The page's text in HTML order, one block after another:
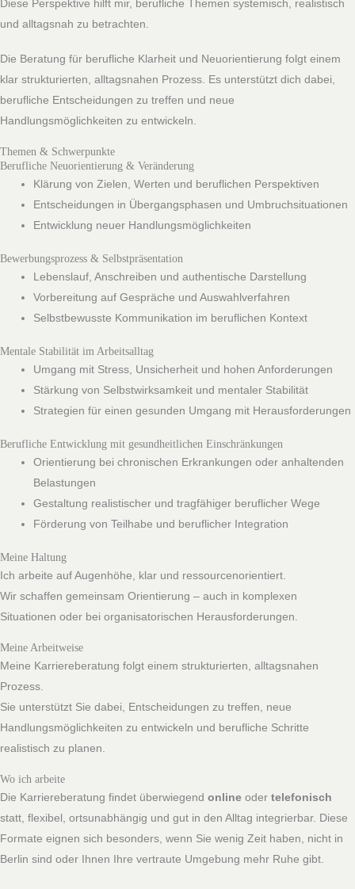
Diese Perspektive hilft mir, berufliche Themen systemisch, realistisch
und alltagsnah zu betrachten.
Die Beratung für berufliche Klarheit und Neuorientierung folgt einem
klar strukturierten, alltagsnahen Prozess. Es unterstützt dich dabei,
berufliche Entscheidungen zu treffen und neue
Handlungsmöglichkeiten zu entwickeln.
Themen & Schwerpunkte
Berufliche Neuorientierung & Veränderung
Klärung von Zielen, Werten und beruflichen Perspektiven
Entscheidungen in Übergangsphasen und Umbruchsituationen
Entwicklung neuer Handlungsmöglichkeiten
Bewerbungsprozess & Selbstpräsentation
Lebenslauf, Anschreiben und authentische Darstellung
Vorbereitung auf Gespräche und Auswahlverfahren
Selbstbewusste Kommunikation im beruflichen Kontext
Mentale Stabilität im Arbeitsalltag
Umgang mit Stress, Unsicherheit und hohen Anforderungen
Stärkung von Selbstwirksamkeit und mentaler Stabilität
Strategien für einen gesunden Umgang mit Herausforderungen
Berufliche Entwicklung mit gesundheitlichen Einschränkungen
Orientierung bei chronischen Erkrankungen oder anhaltenden
Belastungen
Gestaltung realistischer und tragfähiger beruflicher Wege
Förderung von Teilhabe und beruflicher Integration
Meine Haltung
Ich arbeite auf Augenhöhe, klar und ressourcenorientiert.
Wir schaffen gemeinsam Orientierung – auch in komplexen
Situationen oder bei organisatorischen Herausforderungen.
Meine Arbeitweise
Meine Karriereberatung folgt einem strukturierten, alltagsnahen
Prozess.
Sie unterstützt Sie dabei, Entscheidungen zu treffen, neue
Handlungsmöglichkeiten zu entwickeln und berufliche Schritte
realistisch zu planen.
Wo ich arbeite
Die Karriereberatung findet überwiegend online oder telefonisch
statt, flexibel, ortsunabhängig und gut in den Alltag integrierbar. Diese
Formate eignen sich besonders, wenn Sie wenig Zeit haben, nicht in
Berlin sind oder Ihnen Ihre vertraute Umgebung mehr Ruhe gibt.